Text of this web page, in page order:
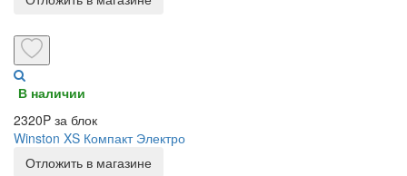
В наличии
2320P за блок
Winston XS Компакт Электро
Отложить в магазине